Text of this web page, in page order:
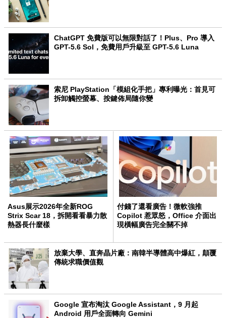
ChatGPT 免費版可以無限對話了！Plus、Pro 導入
GPT-5.6 Sol，免費用戶升級至 GPT-5.6 Luna
索尼 PlayStation「模組化手把」專利曝光：首見可
拆卸觸控螢幕、按鍵佈局隨你變
Asus展示2026年全新ROG
Strix Scar 18，拆開看看暴力散
熱器長什麼樣
付錢了還看廣告！微軟強推
Copilot 惹眾怒，Office 介面出
現橫幅廣告完全關不掉
放棄大學、直奔晶片廠：南韓半導體高中爆紅，顛覆
傳統求職價值觀
Google 宣布淘汰 Google Assistant，9 月起
Android 用戶全面轉向 Gemini